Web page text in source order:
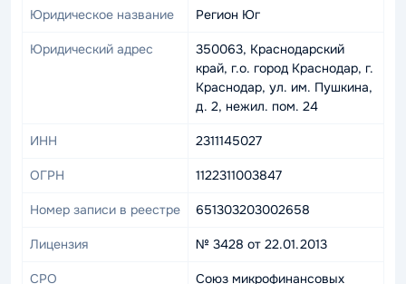
Юридическое название Регион Юг
Юридический адрес
350063, Краснодарский
край, г.о. город Краснодар, г.
Краснодар, ул. им. Пушкина,
д. 2, нежил. пом. 24
ИНН 2311145027
ОГРН 1122311003847
Номер записи в реестре 651303203002658
Лицензия № 3428 от 22.01.2013
СРО
Союз микрофинансовых